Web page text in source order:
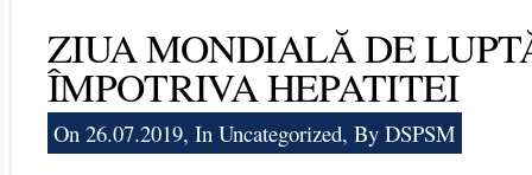
ZIUA MONDIALĂ DE
ÎMPOTRIVA HEPATITEI
On 26.07.2019, In Uncategorized, By DSPSM